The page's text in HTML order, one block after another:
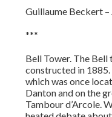
Guillaume Beckert –
***
Bell Tower. The Bell
constructed in
which was once
Danton and on the
Tambour d’Arcole.